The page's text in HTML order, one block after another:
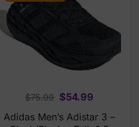
$75.99 Original
price
$54.99
price
Adidas Men’s Adistar 3 –